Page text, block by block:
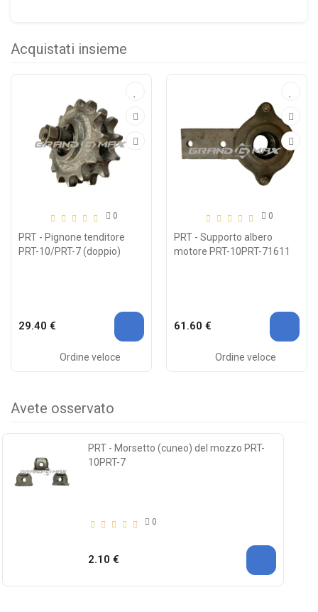
Acquistati insieme
0
PRT - Pignone tenditore
PRT-10/PRT-7 (doppio)
29.40 €
Ordine veloce
0
PRT - Supporto albero
motore PRT-10PRT-71611
61.60 €
Ordine veloce
Avete osservato
PRT - Morsetto (cuneo) del mozzo PRT-
10PRT-7
0
2.10 €